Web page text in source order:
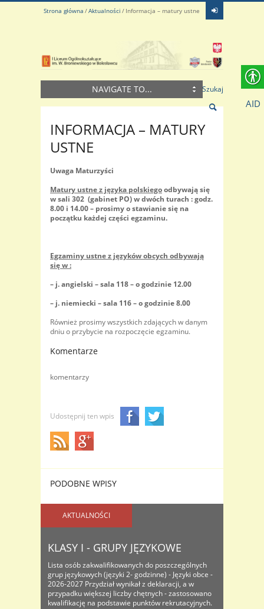
Strona główna Aktualności Informacja – matury ustne
NAVIGATE TO... Szukaj
INFORMACJA – MATURY
USTNE
Uwaga Maturzyści
Matury ustne z języka polskiegoodbywają się
w sali 302 (gabinet PO) w dwóch turach : godz.
8.00 i 14.00 – prosimy o stawianie się na
początku każdej części egzaminu.
Egzaminy ustne z języków obcych odbywają
się w :
– j. angielski – sala 118 – o godzinie 12.00
– j. niemiecki – sala 116 – o godzinie 8.00
Również prosimy wszystkich zdających w danym
dniu o przybycie na rozpoczęcie egzaminu.
Komentarze
komentarzy
Udostępnij ten wpis
PODOBNE WPISY
AKTUALNOŚCI
KLASY I - GRUPY JĘZYKOWE
Lista osób zakwalifikowanych do poszczególnych
grup językowych (języki 2- godzinne) - Języki obce -
2026-2027 Przydział wynikał z deklaracji, a w
przypadku większej liczby chętnych - zastosowano
kwalifikację na podstawie punktów rekrutacyjnych.
AID